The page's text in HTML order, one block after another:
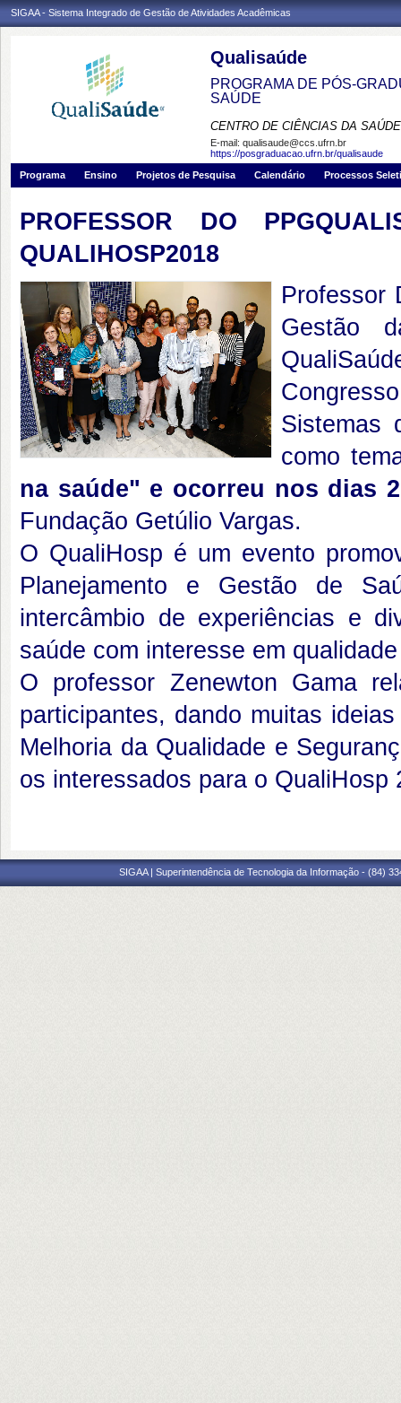
SIGAA - Sistema Integrado de Gestão de Atividades Acadêmicas
Qualisaúde
PROGRAMA DE PÓS-
SAÚDE
CENTRO DE CIÊNCIAS DA SAÚDE
E-mail: qualisaude@ccs.ufrn.br
https://posgraduacao.ufrn.br/qualisaude
Programa
Ensino Projetos de Pesquisa Calendário Processos
PROFESSOR DO
QUALIHOSP2018
Professor
Gestão
Sistemas
como
na saúde" e ocorreu nos dias
Fundação Getúlio Vargas.
O QualiHosp é um evento
Planejamento e Gestão de
intercâmbio de experiências e
saúde com interesse em
O professor Zenewton Gama
participantes, dando muitas
Melhoria da Qualidade e
os interessados para o QualiHosp
SIGAA | Superintendência de Tecnologia da Informação - (84)